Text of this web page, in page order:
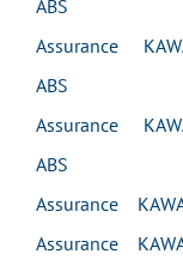
ABS
Assurance
ABS
Assurance
ABS
Assurance
Assurance